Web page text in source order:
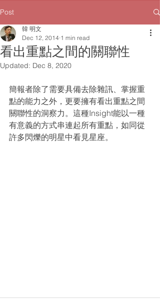
Post
看出重點之間的關聯性
韓 明文
Dec 12, 2014 1 min read
Updated: Dec 8, 2020
簡報者除了需要具備去除雜訊、掌握重
點的能力之外，更要擁有看出重點之間
關聯性的洞察力。這種Insight能以一種
有意義的方式串連起所有重點，如同從
許多閃爍的明星中看見星座。